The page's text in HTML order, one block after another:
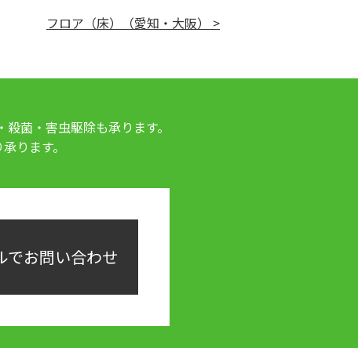
フロア（床）（愛知・大阪） >
菌・害虫駆除も承ります。
ります。
でお問い合わせ